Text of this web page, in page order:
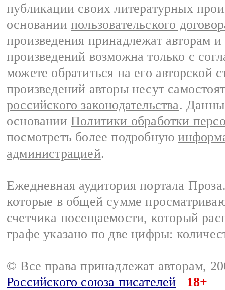
публикации своих литературных
основании пользовательского
произведения принадлежат авторам
произведений возможна только с
можете обратиться на его авторской
произведений авторы несут
российского законодательства.
основании Политики обработки
посмотреть более подробную
администрацией.
Ежедневная аудитория портала
которые в общей сумме
счетчика посещаемости, который
графе указано по две цифры:
© Все права принадлежат авторам,
Российского союза писателей
18+